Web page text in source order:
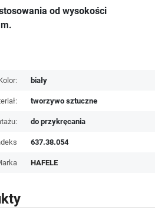
od wysokości
biały
tworzywo sztuczne
do przykręcania
637.38.054
HAFELE